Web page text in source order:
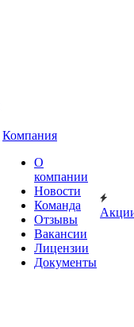
Компания
О
компании
Новости
Команда
Отзывы
Вакансии
Лицензии
Документы